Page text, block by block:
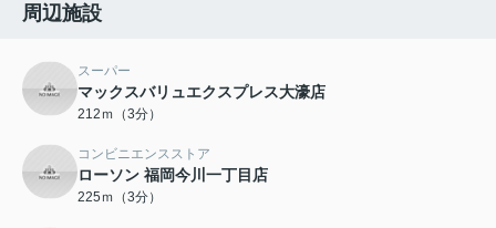
周辺施設
スーパー
マックスバリュエクスプレス大濠店
212ｍ（3分）
コンビニエンスストア
ローソン 福岡今川一丁目店
225ｍ（3分）